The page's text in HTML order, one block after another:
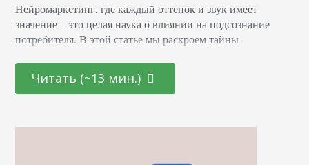
Нейромаркетинг, где каждый оттенок и звук имеет
значение – это целая наука о влиянии на подсознание
потребителя. В этой статье мы раскроем тайны
последних достижениях в области психологии и
нейронаук. От подбора цветовой палитры до создания
человеческого сознания для повышения интереса и
Читать (~13 мин.)